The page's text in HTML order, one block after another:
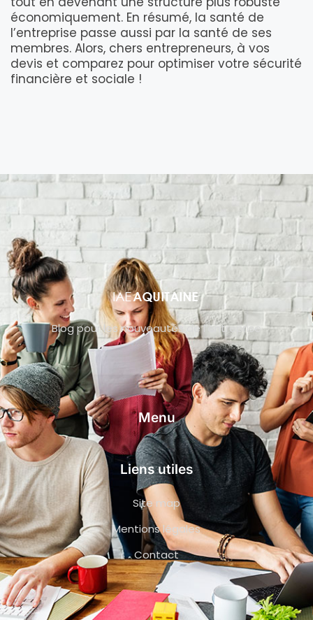
économiquement. En résumé, la santé de
l’entreprise passe aussi par la santé de ses
membres. Alors, chers entrepreneurs, à vos
devis et comparez pour optimiser votre sécurité
financière et sociale !
Blog pour les nouveautés de l’entreprise
Menu
Liens utiles
Site map
Mentions légales
Contact